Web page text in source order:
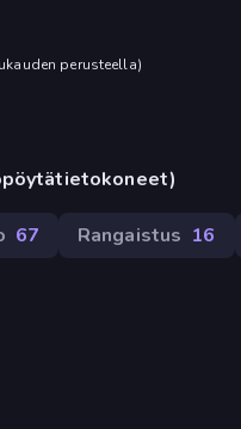
perusteella)
67 Rangaistus 16